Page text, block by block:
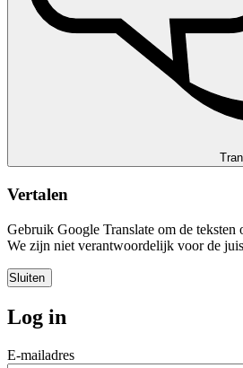
Vertalen
Gebruik Google Translate om de teksten
We zijn niet verantwoordelijk voor de
Log in
E-mailadres